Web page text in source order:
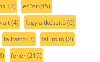
(2) ezüst(45)
(4) fagylaltkészítő(6)
falitartó(3) fali töltő(2)
fehér(215)